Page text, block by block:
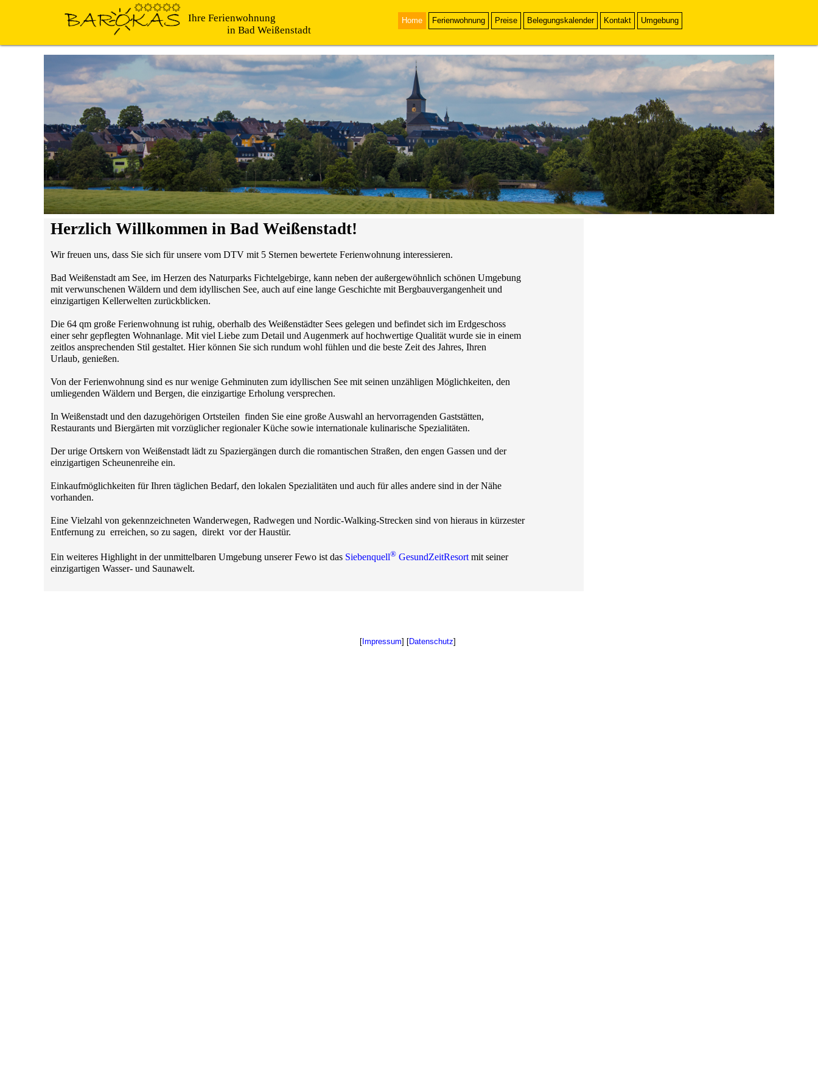
Herzlich Willkommen in Bad Weißenstadt!
Wir freuen uns, dass Sie sich für unsere vom DTV mit 5 Sternen bewertete Ferienwohnung interessieren.
Bad Weißenstadt am See, im Herzen des Naturparks Fichtelgebirge, kann neben der außergewöhnlich schönen Umgebung
mit verwunschenen Wäldern und dem idyllischen See, auch auf eine lange Geschichte mit Bergbauvergangenheit und
einzigartigen Kellerwelten zurückblicken.
Die 64 qm große Ferienwohnung ist ruhig, oberhalb des Weißenstädter Sees gelegen und befindet sich im Erdgeschoss
einer sehr gepflegten Wohnanlage. Mit viel Liebe zum Detail und Augenmerk auf hochwertige Qualität wurde sie in einem
zeitlos ansprechenden Stil gestaltet. Hier können Sie sich rundum wohl fühlen und die beste Zeit des Jahres, Ihren
Urlaub, genießen.
Von der Ferienwohnung sind es nur wenige Gehminuten zum idyllischen See mit seinen unzähligen Möglichkeiten, den
umliegenden Wäldern und Bergen, die einzigartige Erholung versprechen.
In Weißenstadt und den dazugehörigen Ortsteilen finden Sie eine große Auswahl an hervorragenden Gaststätten,
Restaurants und Biergärten mit vorzüglicher regionaler Küche sowie internationale kulinarische Spezialitäten.
Der urige Ortskern von Weißenstadt lädt zu Spaziergängen durch die romantischen Straßen, den engen Gassen und der
einzigartigen Scheunenreihe ein.
Einkaufmöglichkeiten für Ihren täglichen Bedarf, den lokalen Spezialitäten und auch für alles andere sind in der Nähe
vorhanden.
Eine Vielzahl von gekennzeichneten Wanderwegen, Radwegen und Nordic-Walking-Strecken sind von hieraus in kürzester
Entfernung zu erreichen, so zu sagen, direkt vor der Haustür.
Ein weiteres Highlight in der unmittelbaren Umgebung unserer Fewo ist das Siebenquell® GesundZeitResort mit seiner
einzigartigen Wasser- und Saunawelt.
[ Impressum] [Datenschutz]
Home Ferienwohnung Preise Belegungskalender Kontakt Umgebung
Ihre Ferienwohnung
in Bad Weißenstadt